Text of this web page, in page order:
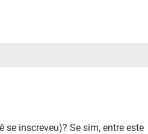
inscreveu)? Se sim, entre este